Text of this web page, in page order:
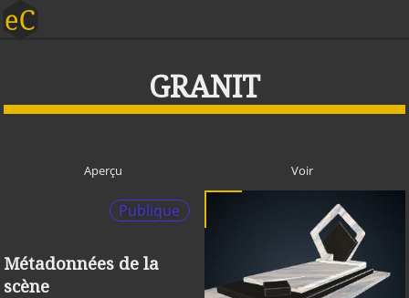
GRANIT
Aperçu Voir
Publique
Métadonnées de la
scène